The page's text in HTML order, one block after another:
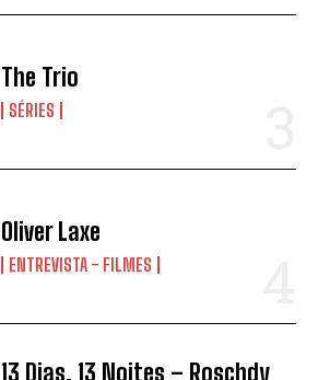
The Trio
SÉRIES
Oliver Laxe
ENTREVISTA - FILMES
13 Dias, 13 Noites – Roschdy